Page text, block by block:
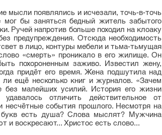
мысли появлялись и исчезали, точь-в-точь
бы заняться бедный житель забытого
Ручей напротив больше походил на клоаку
предупреждения. Отсюда необходимость
в лицо, контуры мебели и тьма-тьмущая
«смерть» проникало в его жилище. Он
похороненным заживо. Известил жену,
придёт его время. Жена подшутила над
ещё несколько книг и журналов. «Зачем
малейших усилий. История его жизни
отличить действительное от
события прошлого. Несмотря на
букв есть душа? Слова мыслят? Мужчина
и воскресают... Христос есть слово...